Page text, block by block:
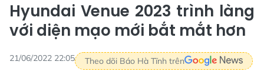
Hyundai Venue 2023 trình làng
với diện mạo mới bắt mắt hơn
21/06/2022 22:05 Theo dõi Báo Hà Tĩnh trên